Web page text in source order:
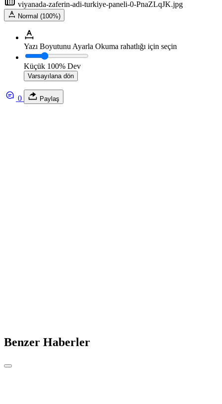
viyanada-zaferin-adi-turkiye-paneli-0-PnaZLqJK.jpg
Normal (100%)
Yazı Boyutunu Ayarla Okuma rahatlığı için seçin
Küçük 100% Dev
Varsayılana dön
0 Paylaş
Benzer Haberler